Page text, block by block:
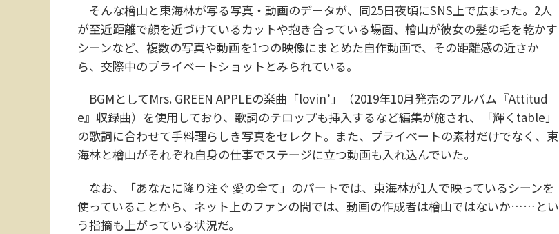
そんな檜山と東海林が写る写真・動画のデータが、同25日夜頃にSNS上で広まった。2人
が至近距離で顔を近づけているカットや抱き合っている場面、檜山が彼女の髪の毛を乾かす
シーンなど、複数の写真や動画を1つの映像にまとめた自作動画で、その距離感の近さか
ら、交際中のプライベートショットとみられている。
BGMとしてMrs. GREEN APPLEの楽曲「lovin’」（2019年10月発売のアルバム『Attitud
e』収録曲）を使用しており、歌詞のテロップも挿入するなど編集が施され、「輝くtable」
の歌詞に合わせて手料理らしき写真をセレクト。また、プライベートの素材だけでなく、東
海林と檜山がそれぞれ自身の仕事でステージに立つ動画も入れ込んでいた。
なお、「あなたに降り注ぐ 愛の全て」のパートでは、東海林が1人で映っているシーンを
使っていることから、ネット上のファンの間では、動画の作成者は檜山ではないか……とい
う指摘も上がっている状況だ。